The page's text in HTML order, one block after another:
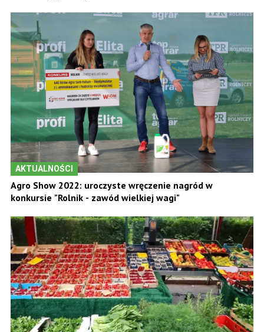
AKTUALNOŚCI
Agro Show 2022: uroczyste wręczenie nagród w
konkursie "Rolnik - zawód wielkiej wagi"